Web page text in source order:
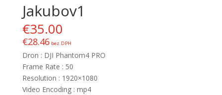
Jakubov1
€35.00
€28.46bez DPH
Dron : DJI Phantom4 PRO
Frame Rate : 50
Resolution : 1920×1080
Video Encoding : mp4